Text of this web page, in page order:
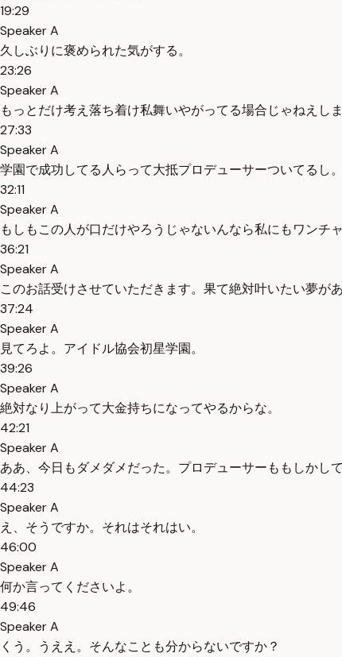
19:29
Speaker A
久しぶりに褒められた気がする。
23:26
Speaker A
もっとだけ考え落ち着け私舞いやがってる場合じゃねえし
27:33
Speaker A
学園で成功してる人らって大抵プロデューサーついてるし。
32:11
Speaker A
もしもこの人が口だけやろうじゃないんなら私にもワンチ
36:21
Speaker A
このお話受けさせていただきます。果て絶対叶いたい夢が
37:24
Speaker A
見てろよ。アイドル協会初星学園。
39:26
Speaker A
絶対なり上がって大金持ちになってやるからな。
42:21
Speaker A
ああ、今日もダメダメだった。プロデューサーももしかして
44:23
Speaker A
え、そうですか。それはそれはい。
46:00
Speaker A
何か言ってくださいよ。
49:46
Speaker A
くう。うええ。そんなことも分からないですか？